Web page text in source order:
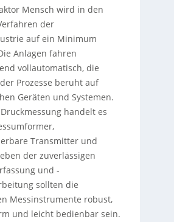
Mensch wird in den
der
auf ein Minimum
Anlagen fahren
vollautomatisch, die
Prozesse beruht auf
Geräten und Systemen.
handelt es
Transmitter und
der zuverlässigen
und -
sollten die
Messinstrumente robust,
und leicht bedienbar sein.